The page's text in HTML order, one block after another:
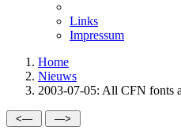
Links
Impressum
Home
Nieuws
2003-07-05: All CFN fonts